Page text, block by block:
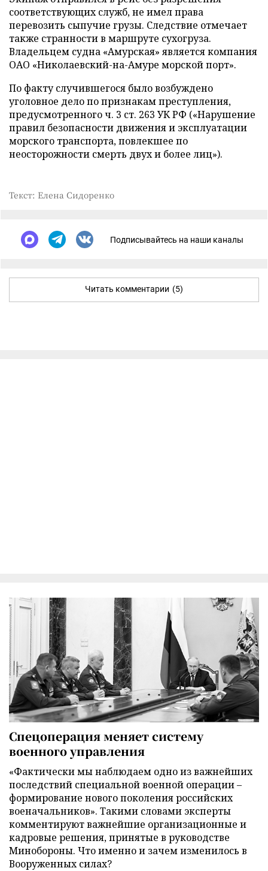
соответствующих служб, не имел права
перевозить сыпучие грузы. Следствие отмечает
также странности в маршруте сухогруза.
Владельцем судна «Амурская» является компания
ОАО «Николаевский-на-Амуре морской порт».
По факту случившегося было возбуждено
уголовное дело по признакам преступления,
предусмотренного ч. 3 ст. 263 УК РФ («Нарушение
правил безопасности движения и эксплуатации
морского транспорта, повлекшее по
неосторожности смерть двух и более лиц»).
Текст: Елена Сидоренко
Подписывайтесь на наши каналы
Читать комментарии (5)
Спецоперация меняет систему
военного управления
«Фактически мы наблюдаем одно из важнейших
последствий специальной военной операции –
формирование нового поколения российских
военачальников». Такими словами эксперты
комментируют важнейшие организационные и
кадровые решения, принятые в руководстве
Минобороны. Что именно и зачем изменилось в
Вооруженных силах?